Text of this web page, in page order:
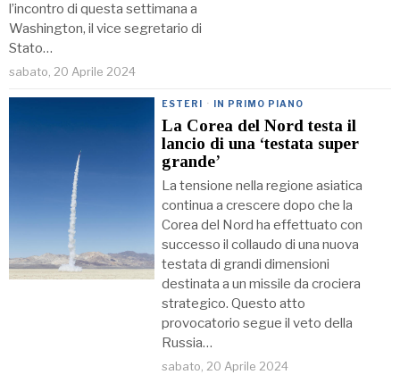
l’incontro di questa settimana a
Washington, il vice segretario di
Stato…
sabato, 20 Aprile 2024
ESTERI · IN PRIMO PIANO
La Corea del Nord testa il
lancio di una ‘testata super
grande’
La tensione nella regione asiatica
continua a crescere dopo che la
Corea del Nord ha effettuato con
successo il collaudo di una nuova
testata di grandi dimensioni
destinata a un missile da crociera
strategico. Questo atto
provocatorio segue il veto della
Russia…
sabato, 20 Aprile 2024